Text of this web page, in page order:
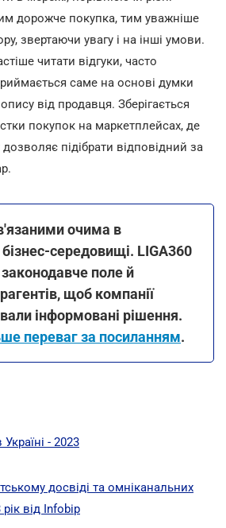
дорожче покупка, тим уважніше
звертаючи увагу і на інші умови.
читати відгуки, часто
саме на основі думки
від продавця. Зберігається
покупок на маркетплейсах, де
підібрати відповідний за
очима в
середовищі. LIGA360
поле й
щоб компанії
інформовані рішення.
переваг за посиланням.
- 2023
досвіді та омніканальних
від Infobip